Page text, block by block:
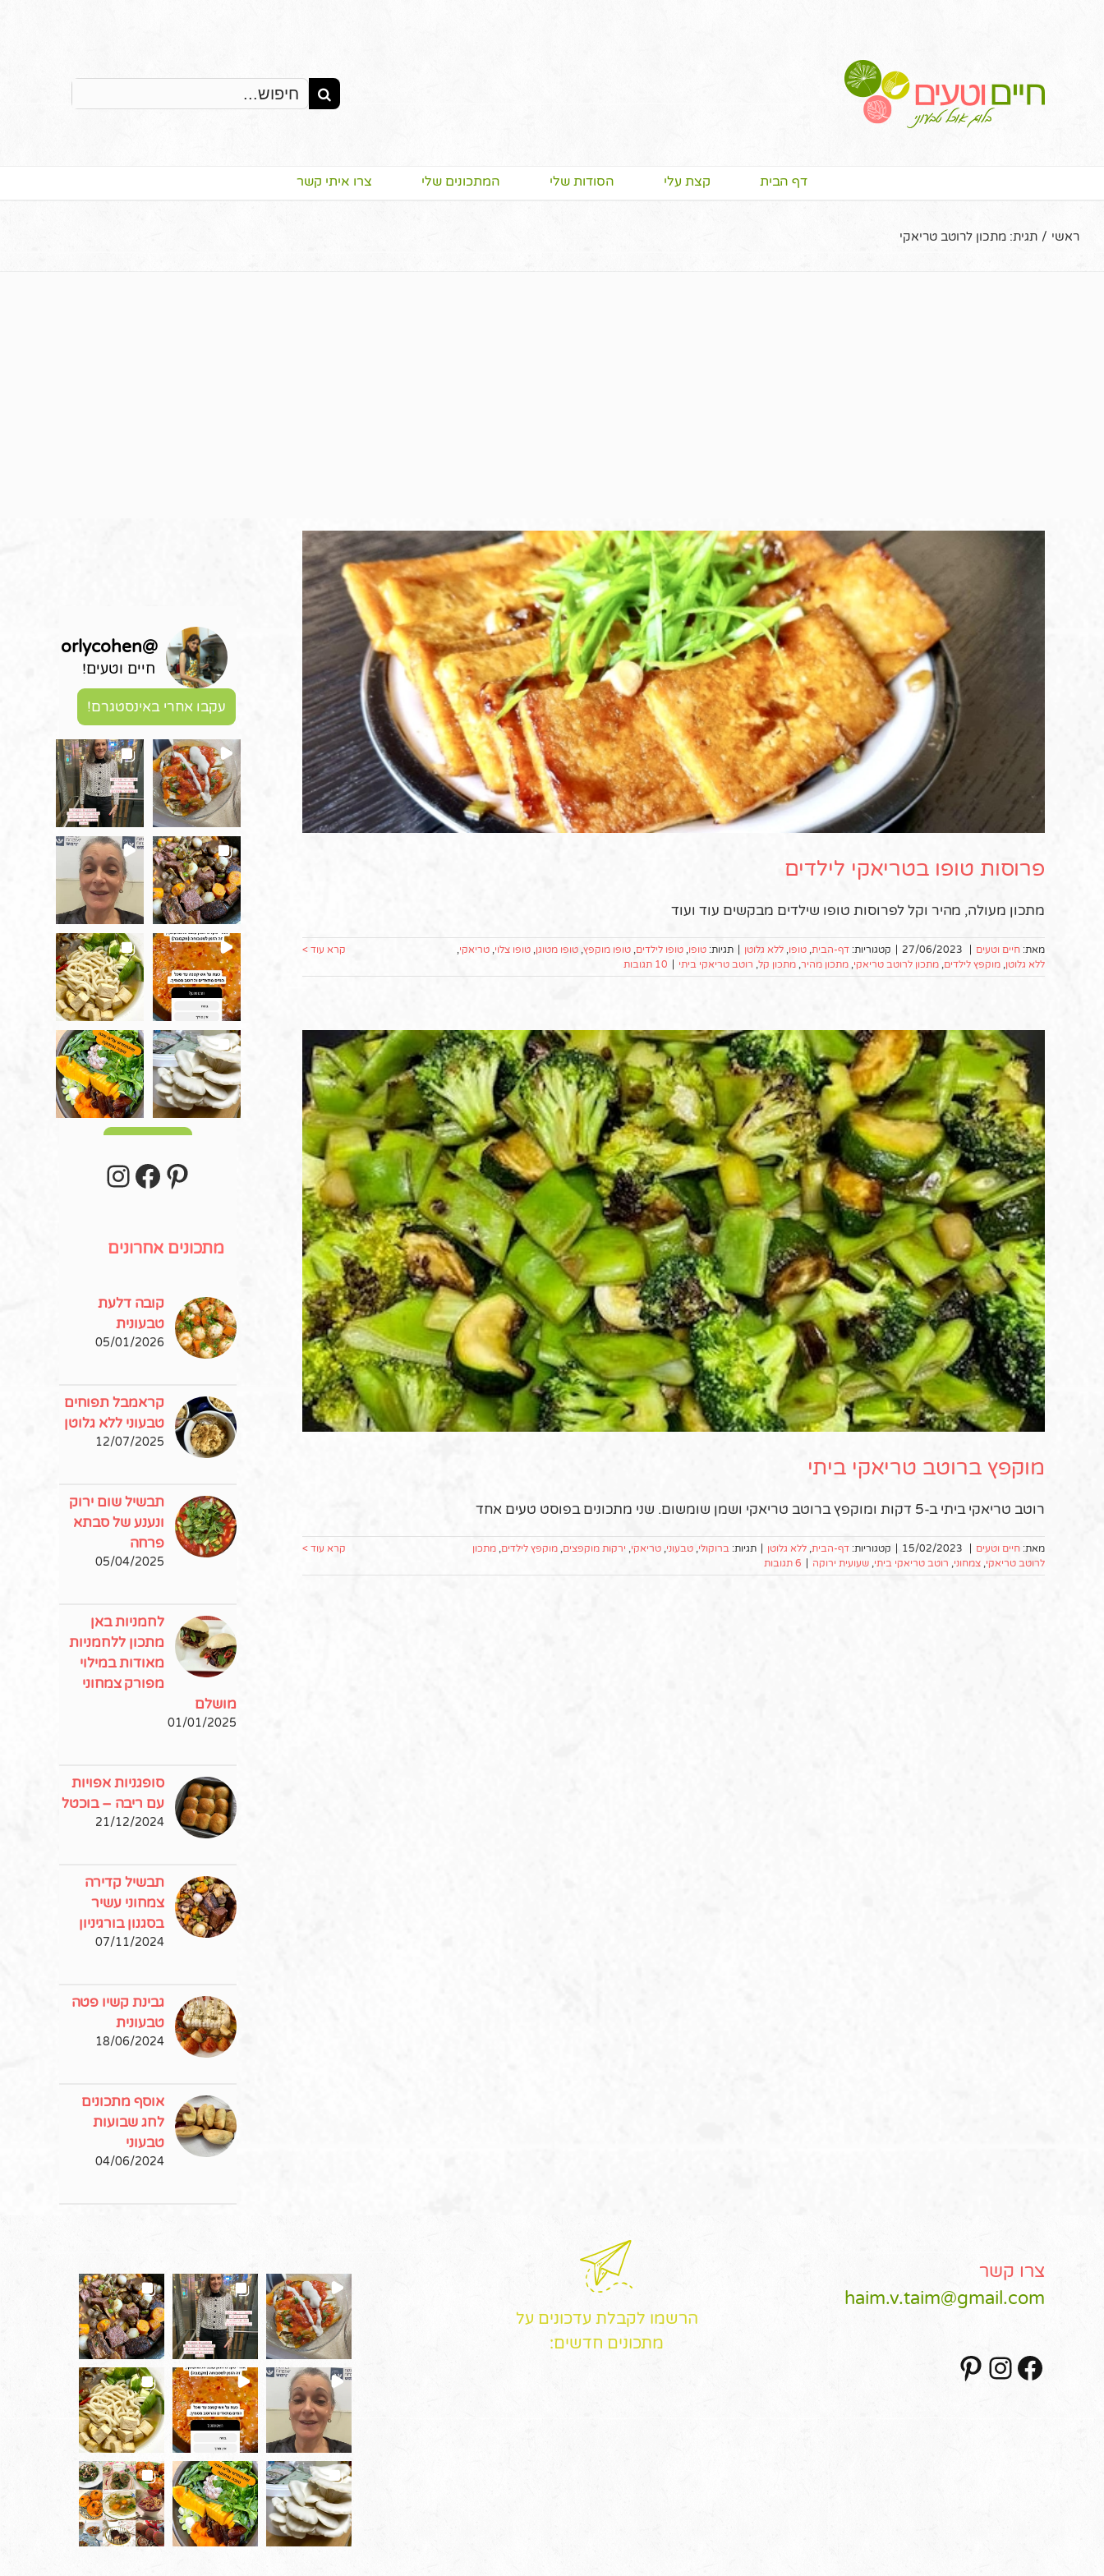
Search
for:
דף הבית קצת עלי הסודות שלי המתכונים שלי צרו איתי קשר
ראשי / תגית: מתכון לרוטב טריאקי
פרוסות טופו בטריאקי לילדים
מתכון מעולה, מהיר וקל לפרוסות טופו שילדים מבקשים עוד ועוד
מאת: חיים וטעים |
27/06/2023
| קטגוריות: דף-הבית טופו ללא גלוטן | תגיות: טופו טופו לילדים טופו מוקפץ טופו מטוגן טופו צלוי טריאקי
ללא גלוטן מוקפץ לילדים מתכון לרוטב טריאקי מתכון מהיר מתכון קל רוטב טריאקי ביתי | 10 תגובות
קרא עוד >
מוקפץ ברוטב טריאקי ביתי
רוטב טריאקי ביתי ב-5 דקות ומוקפץ ברוטב טריאקי ושמן שומשום. שני מתכונים בפוסט טעים אחד
מאת: חיים וטעים 15/02/2023 קטגוריות: דף-הבית, ללא גלוטן תגיות: ברוקולי, טבעוני, טריאקי, ירקות מוקפצים, מוקפץ לילדים, מתכון
לרוטב טריאקי, צמחוני, רוטב טריאקי ביתי, שעועית ירוקה 6 תגובות
קרא עוד >
@
orlycohen
חיים וטעים!
עקבו אחרי באינסטגרם!
Pinterest
מתכונים אחרונים
קובה דלעת
טבעונית
05/01/2026
קראמבל תפוחים
טבעוני ללא גלוטן
12/07/2025
תבשיל שום ירוק
ונענע של סבתא
פרחה
05/04/2025
לחמניות באן
מתכון ללחמניות
מאודות במילוי
מפורק צמחוני
מושלם
01/01/2025
סופגניות אפויות
עם ריבה – בוכטל
21/12/2024
תבשיל קדירה
צמחוני עשיר
בסגנון בורגיניון
07/11/2024
גבינת קשיו פטה
טבעונית
18/06/2024
אוסף מתכונים
לחג שבועות
טבעוני
04/06/2024
צרו קשר
haim.v.taim@gmail.com
Facebook
Instagram
הרשמו לקבלת עדכונים על
מתכונים חדשים: